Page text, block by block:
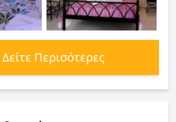
Δείτε Περισότερες